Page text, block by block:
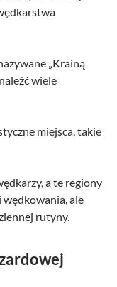
„Krainą
wiele
miejsca, takie
a te regiony
ale
rutyny.